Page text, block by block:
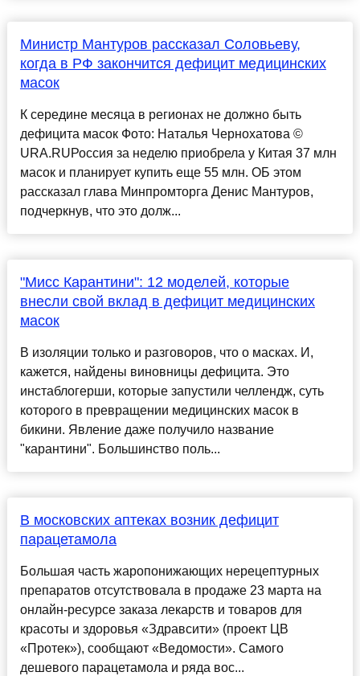
Министр Мантуров рассказал Соловьеву,
когда в РФ закончится дефицит медицинских
масок
К середине месяца в регионах не должно быть
дефицита масок Фото: Наталья Чернохатова ©
URA.RUРоссия за неделю приобрела у Китая 37 млн
масок и планирует купить еще 55 млн. ОБ этом
рассказал глава Минпромторга Денис Мантуров,
подчеркнув, что это долж...
"Мисс Карантини": 12 моделей, которые
внесли свой вклад в дефицит медицинских
масок
В изоляции только и разговоров, что о масках. И,
кажется, найдены виновницы дефицита. Это
инстаблогерши, которые запустили челлендж, суть
которого в превращении медицинских масок в
бикини. Явление даже получило название
"карантини". Большинство поль...
В московских аптеках возник дефицит
парацетамола
Большая часть жаропонижающих нерецептурных
препаратов отсутствовала в продаже 23 марта на
онлайн-ресурсе заказа лекарств и товаров для
красоты и здоровья «Здравсити» (проект ЦВ
«Протек»), сообщают «Ведомости». Самого
дешевого парацетамола и ряда вос...